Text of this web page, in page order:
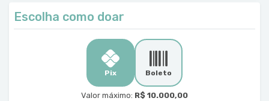
Escolha como doar
Pix Boleto
Valor máximo: R$ 10.000,00